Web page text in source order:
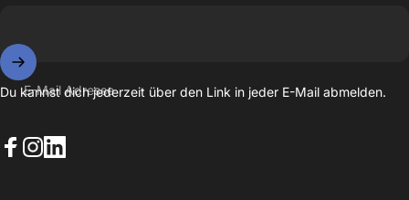
E-Mail Adresse
Du kannst dich jederzeit über den Link in jeder E-Mail abmelden.